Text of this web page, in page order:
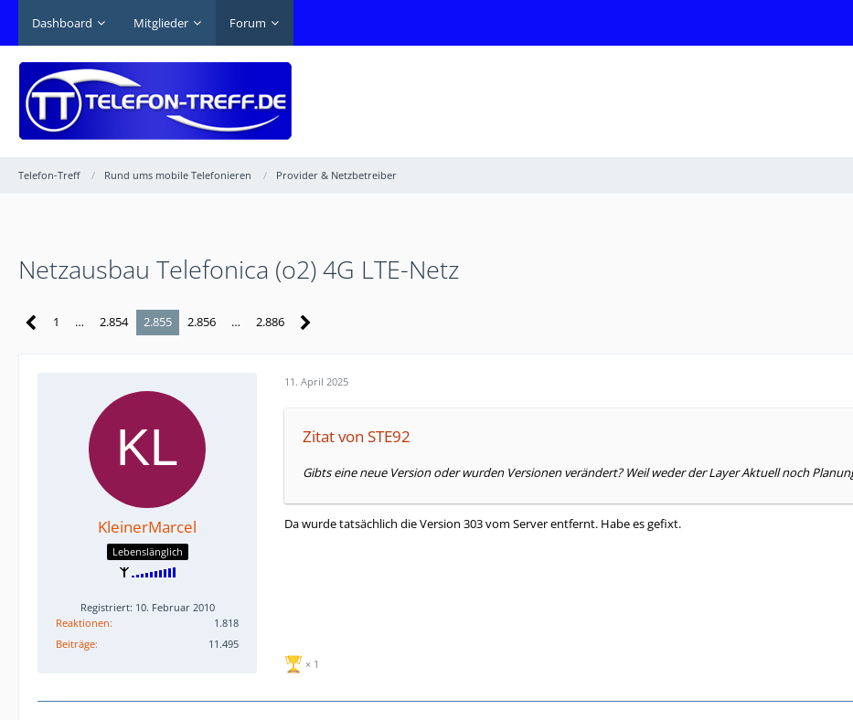
Dashboard Mitglieder Forum
Telefon-Treff Rund ums mobile Telefonieren Provider & Netzbetreiber
Netzausbau Telefonica (o2) 4G LTE-Netz
1 … 2.854 2.855 2.856 … 2.886
KleinerMarcel
Lebenslänglich
Registriert: 10. Februar 2010
Reaktionen
1.818
Beiträge
11.495
11. April 2025
Zitat von STE92
Gibts eine neue Version oder wurden Versionen verändert? Weil weder der Layer Aktuell noch
Da wurde tatsächlich die Version 303 vom Server entfernt. Habe es gefixt.
1